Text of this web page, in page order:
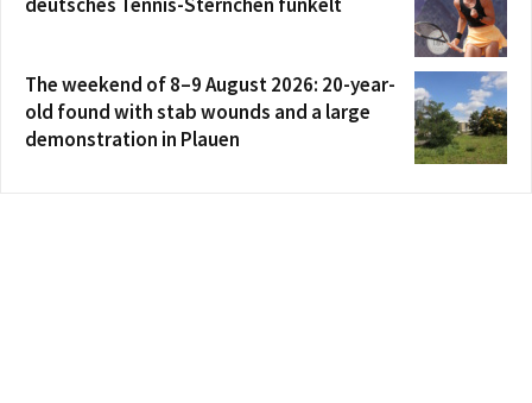
The weekend of 8–9 August 2026: 20-year-
old found with stab wounds and a large
demonstration in Plauen